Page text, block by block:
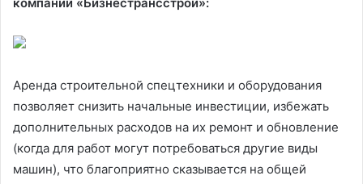
Аренда строительной спецтехники и оборудования
позволяет снизить начальные инвестиции, избежать
дополнительных расходов на их ремонт и обновление
(когда для работ могут потребоваться другие виды
машин), что благоприятно сказывается на общей